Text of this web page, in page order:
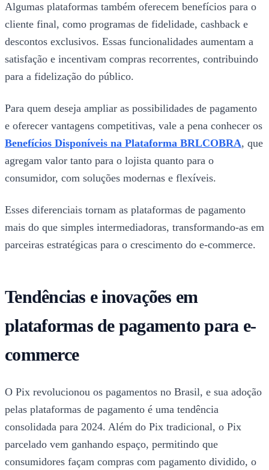
Algumas plataformas também oferecem benefícios para o
cliente final, como programas de fidelidade, cashback e
descontos exclusivos. Essas funcionalidades aumentam a
satisfação e incentivam compras recorrentes, contribuindo
para a fidelização do público.
Para quem deseja ampliar as possibilidades de pagamento
e oferecer vantagens competitivas, vale a pena conhecer os
Benefícios Disponíveis na Plataforma BRLCOBRA, que
agregam valor tanto para o lojista quanto para o
consumidor, com soluções modernas e flexíveis.
Esses diferenciais tornam as plataformas de pagamento
mais do que simples intermediadoras, transformando-as em
parceiras estratégicas para o crescimento do e-commerce.
Tendências e inovações em
plataformas de pagamento para e-
commerce
O Pix revolucionou os pagamentos no Brasil, e sua adoção
pelas plataformas de pagamento é uma tendência
consolidada para 2024. Além do Pix tradicional, o Pix
parcelado vem ganhando espaço, permitindo que
consumidores façam compras com pagamento dividido, o